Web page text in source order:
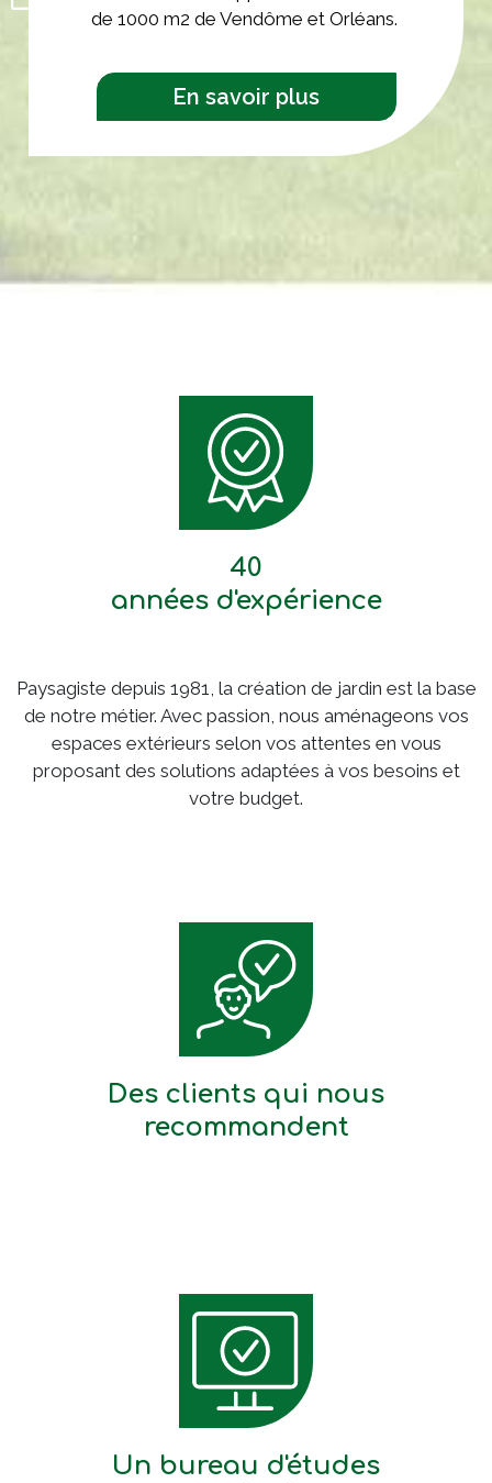
de 1000 m2 de Vendôme et Orléans.
En savoir plus
40
années d'expérience
Paysagiste depuis 1981, la création de jardin est la base
de notre métier. Avec passion, nous aménageons vos
espaces extérieurs selon vos attentes en vous
proposant des solutions adaptées à vos besoins et
votre budget.
Des clients qui nous
recommandent
Un bureau d'études